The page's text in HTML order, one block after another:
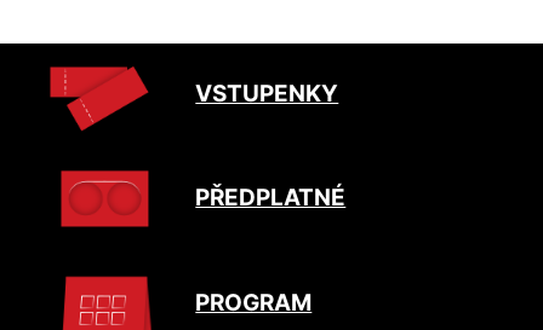
VSTUPENKY
PŘEDPLATNÉ
PROGRAM